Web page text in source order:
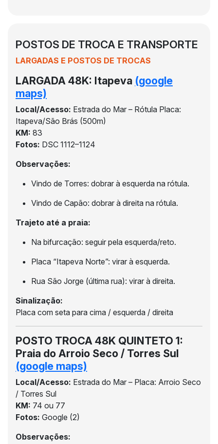
POSTOS DE TROCA E TRANSPORTE
LARGADAS E POSTOS DE TROCAS
LARGADA 48K: Itapeva (google
maps)
Local/Acesso: Estrada do Mar – Rótula Placa:
Itapeva/São Brás (500m)
KM: 83
Fotos: DSC 1112–1124
Observações:
Vindo de Torres: dobrar à esquerda na rótula.
Vindo de Capão: dobrar à direita na rótula.
Trajeto até a praia:
Na bifurcação: seguir pela esquerda/reto.
Placa “Itapeva Norte”: virar à esquerda.
Rua São Jorge (última rua): virar à direita.
Sinalização:
Placa com seta para cima / esquerda / direita
POSTO TROCA 48K QUINTETO 1:
Praia do Arroio Seco / Torres Sul
(google maps)
Local/Acesso: Estrada do Mar – Placa: Arroio Seco
/ Torres Sul
KM: 74 ou 77
Fotos: Google (2)
Observações: